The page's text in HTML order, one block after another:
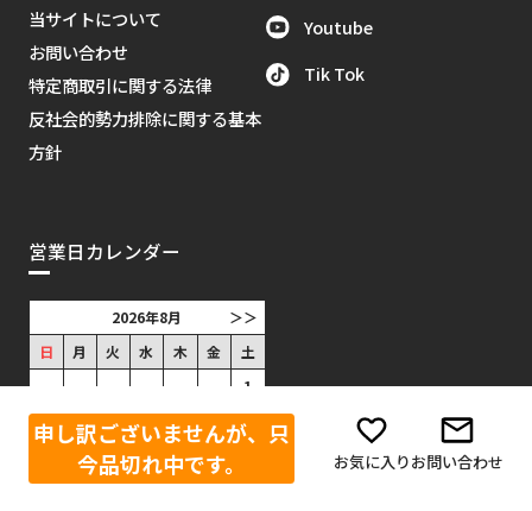
申し訳ございませんが、只
今品切れ中です。
お気に入りお問い合わせ
当サイトについて
お問い合わせ
特定商取引に関する法律
反社会的勢力排除に関する基本
方針
Youtube
Tik Tok
営業日カレンダー
＞＞
2026年8月
日
月 火 水 木 金
土
1
2
3 4 5 6 7
8
10 11 12 13 14
16
17 18 19 20 21 22